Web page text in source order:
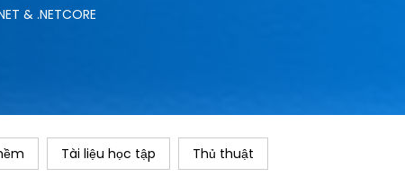
& .NETCORE
Tài liệu học tập Thủ thuật